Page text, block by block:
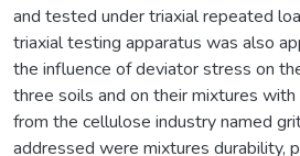
and tested under triaxial repeated
triaxial testing apparatus was also
the influence of deviator stress on
three soils and on their mixtures
from the cellulose industry named
addressed were mixtures durability,